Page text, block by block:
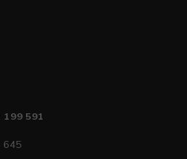
199 591
645